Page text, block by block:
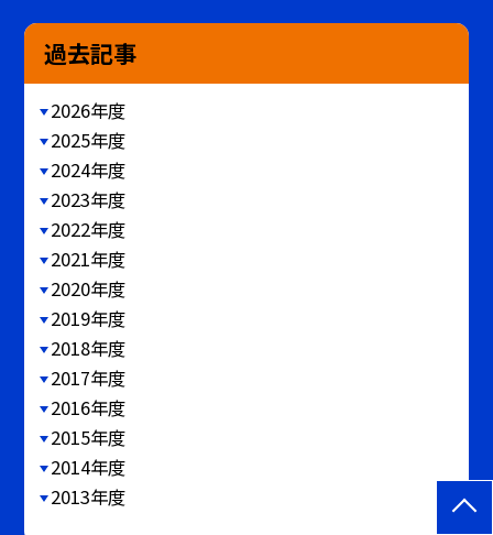
過去記事
2026年度
2025年度
2024年度
2023年度
2022年度
2021年度
2020年度
2019年度
2018年度
2017年度
2016年度
2015年度
2014年度
2013年度